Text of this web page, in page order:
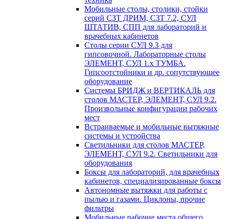
Мобильные столы, столики, стойки
серий СЗТ ДРИМ, СЗТ 7.2, СУЛ
ШТАТИВ, СПП для лабораторий и
врачебных кабинетов
Столы серии СУЛ 9.3 для
гипсовочной. Лабораторные столы
ЭЛЕМЕНТ, СУЛ 1.х ТУМБА.
Гипсоотстойники и др. сопутствующее
оборудование
Системы БРИДЖ и ВЕРТИКАЛЬ для
столов МАСТЕР, ЭЛЕМЕНТ, СУЛ 9.2.
Произвольные конфигурации рабочих
мест
Встраиваемые и мобильные вытяжные
системы и устройства
Светильники для столов МАСТЕР,
ЭЛЕМЕНТ, СУЛ 9.2. Светильники для
оборудования
Боксы для лабораторий, для врачебных
кабинетов, специализированные боксы
Автономные вытяжки для работы с
пылью и газами. Циклоны, прочие
фильтры
Мобильные рабочие места общего